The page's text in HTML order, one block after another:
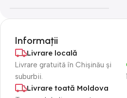
Informații
Livrare locală
Livrare gratuită în Chișinău și
suburbii.
Livrare toată Moldova